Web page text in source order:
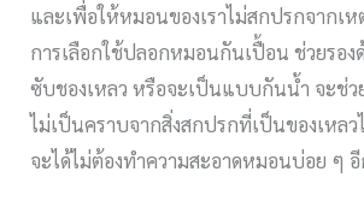
และเพื่อให้หมอนของเราไม่สกปรกจากเ
การเลือกใช้ปลอกหมอนกันเปื้อน ช่วยรอ
ซับชองเหลว หรือจะเป็นแบบกันน้ำ จะช่
ไม่เป็นคราบจากสิ่งสกปรกที่เป็นของเหล
จะได้ไม่ต้องทำความสะอาดหมอนบ่อย ๆ